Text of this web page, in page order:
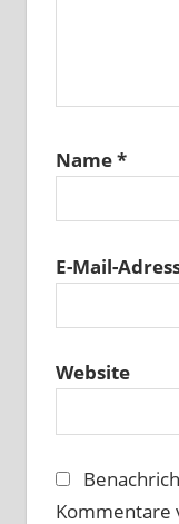
Name*
E-Mail-
Website
Kommentare